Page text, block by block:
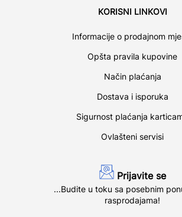
KORISNI LINKOVI
Informacije o prodajnom
Opšta pravila kupovine
Način plaćanja
Dostava i isporuka
Sigurnost plaćanja
Ovlašteni servisi
Prijavite se
...Budite u toku sa posebnim
rasprodajama!